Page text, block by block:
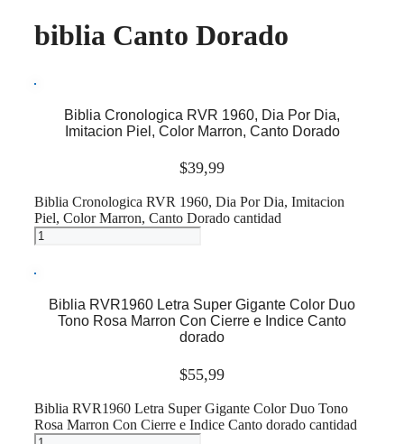
biblia Canto Dorado
Biblia Cronologica RVR 1960, Dia Por Dia,
Imitacion Piel, Color Marron, Canto Dorado
$39,99
Biblia Cronologica RVR 1960, Dia Por Dia, Imitacion
Piel, Color Marron, Canto Dorado cantidad
Biblia RVR1960 Letra Super Gigante Color Duo
Tono Rosa Marron Con Cierre e Indice Canto
dorado
$55,99
Biblia RVR1960 Letra Super Gigante Color Duo Tono
Rosa Marron Con Cierre e Indice Canto dorado cantidad